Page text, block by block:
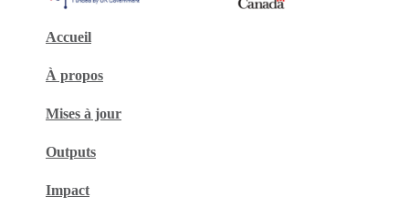
Accueil
À propos
Mises à jour
Outputs
Impact